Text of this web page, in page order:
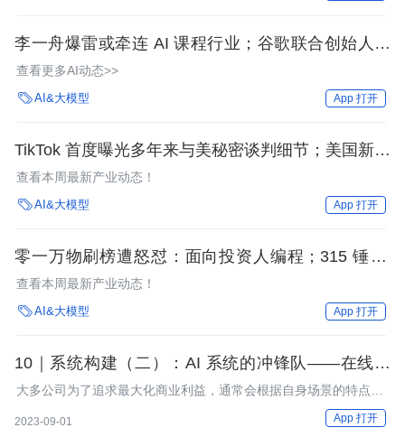
李一舟爆雷或牵连 AI 课程行业；谷歌联合创始人被
控过失杀人；黄仁勋身家冲至全球 21 名，称赞华
查看更多AI动态>>
AI&大模型 App 打开
TikTok 首度曝光多年来与美秘密谈判细节；美国新规
拟禁止在中国投资 AI ；00 后女孩离职删软件被公司
查看本周最新产业动态！
AI&大模型 App 打开
零一万物刷榜遭怒怼：面向投资人编程；315 锤 AI
诈骗：假老板骗走员工 186 万；知识星球屏蔽
查看本周最新产业动态！
AI&大模型 App 打开
10｜系统构建（二）：AI 系统的冲锋队——在线系
统
大多公司为了追求最大化商业利益，通常会根据自身场景的特点设
计更加个性化的排序算法。这节课，我们就来好好聊聊怎么设计算
法，才能帮助公司赚更多钱。
2023-09-01 App 打开